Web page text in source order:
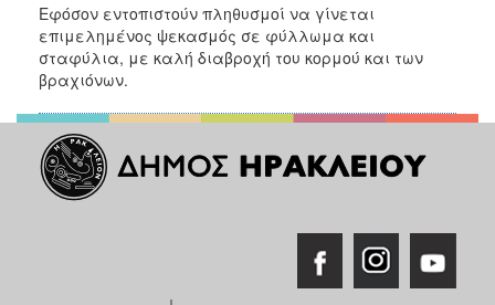
Εφόσον εντοπιστούν πληθυσμοί να γίνεται
επιμελημένος ψεκασμός σε φύλλωμα και
σταφύλια, με καλή διαβροχή του κορμού και των
βραχιόνων.